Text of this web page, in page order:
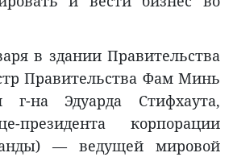
в здании Правительства
Правительства Фам Минь
на Эдуарда Стифхаута,
президента корпорации
— ведущей мировой